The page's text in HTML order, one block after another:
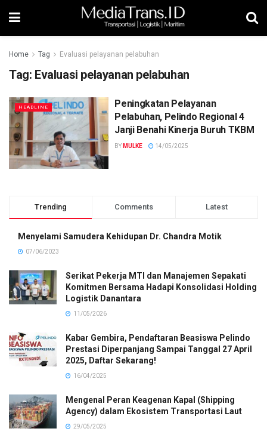
Home Tag Evaluasi pelayanan pelabuhan
Tag: Evaluasi pelayanan pelabuhan
HEADLINE
Peningkatan Pelayanan
Pelabuhan, Pelindo Regional 4
Janji Benahi Kinerja Buruh TKBM
BY MULKE 14/05/2025
Trending Comments Latest
Menyelami Samudera Kehidupan Dr. Chandra Motik
07/06/2023
Serikat Pekerja MTI dan Manajemen Sepakati
Komitmen Bersama Hadapi Konsolidasi Holding
Logistik Danantara
11/05/2026
Kabar Gembira, Pendaftaran Beasiswa Pelindo
Prestasi Diperpanjang Sampai Tanggal 27 April
2025, Daftar Sekarang!
16/04/2025
Mengenal Peran Keagenan Kapal (Shipping
Agency) dalam Ekosistem Transportasi Laut
29/05/2025